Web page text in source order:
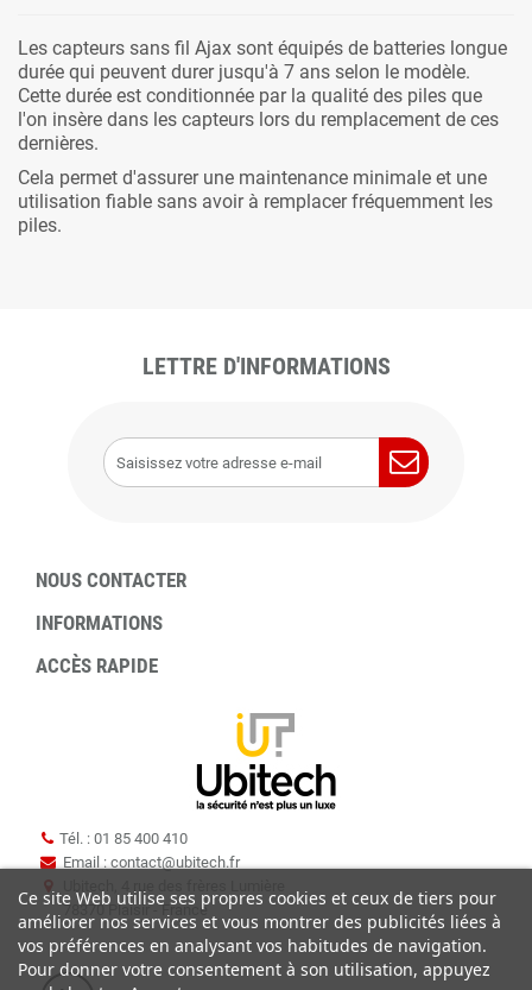
Les capteurs sans fil Ajax sont équipés de batteries longue
durée qui peuvent durer jusqu'à 7 ans selon le modèle.
Cette durée est conditionnée par la qualité des piles que
l'on insère dans les capteurs lors du remplacement de ces
dernières.
Cela permet d'assurer une maintenance minimale et une
utilisation fiable sans avoir à remplacer fréquemment les
piles.
LETTRE D'INFORMATIONS
NOUS CONTACTER
INFORMATIONS
ACCÈS RAPIDE
Tél. : 01 85 400 410
Email : contact@ubitech.fr
78370 Plaisir - France
Ce site Web utilise ses propres cookies et ceux de tiers pour
améliorer nos services et vous montrer des publicités liées à
vos préférences en analysant vos habitudes de navigation.
Pour donner votre consentement à son utilisation, appuyez